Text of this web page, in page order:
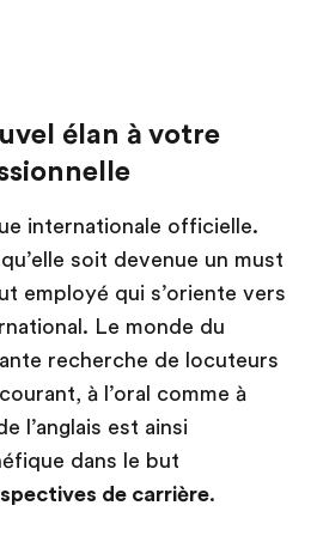
élan à votre
internationale officielle.
soit devenue un must
employé qui s’oriente vers
Le monde du
recherche de locuteurs
à l’oral comme à
l’anglais est ainsi
dans le but
de carrière.